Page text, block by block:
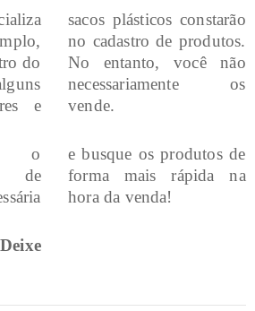
do
e
não
os
vende.
o
de
na
hora da venda!